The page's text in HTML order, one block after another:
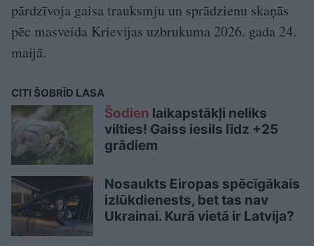
pārdzīvoja gaisa trauksmju un sprādzienu skaņās
pēc masveida Krievijas uzbrukuma 2026. gada 24.
maijā.
CITI ŠOBRĪD LASA
Šodien laikapstākļi neliks
vilties! Gaiss iesils līdz +25
grādiem
Nosaukts Eiropas spēcīgākais
izlūkdienests, bet tas nav
Ukrainai. Kurā vietā ir Latvija?